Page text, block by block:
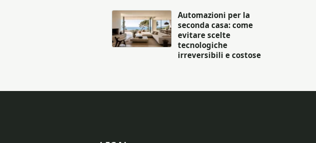
Automazioni per la
seconda casa: come
evitare scelte
tecnologiche
irreversibili e costose